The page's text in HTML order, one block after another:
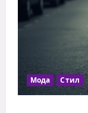
Мода Стил